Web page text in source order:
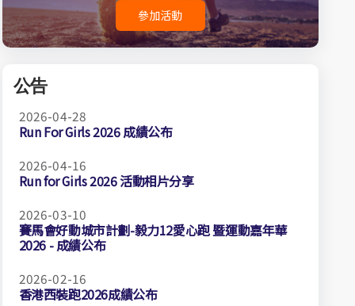
參加活動
公告
2026-04-28
Run For Girls 2026 成績公布
2026-04-16
Run for Girls 2026 活動相片分享
2026-03-10
賽馬會好動城市計劃-毅力12愛心跑 暨運動嘉年華
2026 - 成績公布
2026-02-16
香港西裝跑2026成績公布